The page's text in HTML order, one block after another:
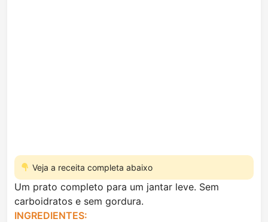
Veja a receita completa abaixo
Um prato completo para um jantar leve. Sem
carboidratos e sem gordura.
INGREDIENTES: